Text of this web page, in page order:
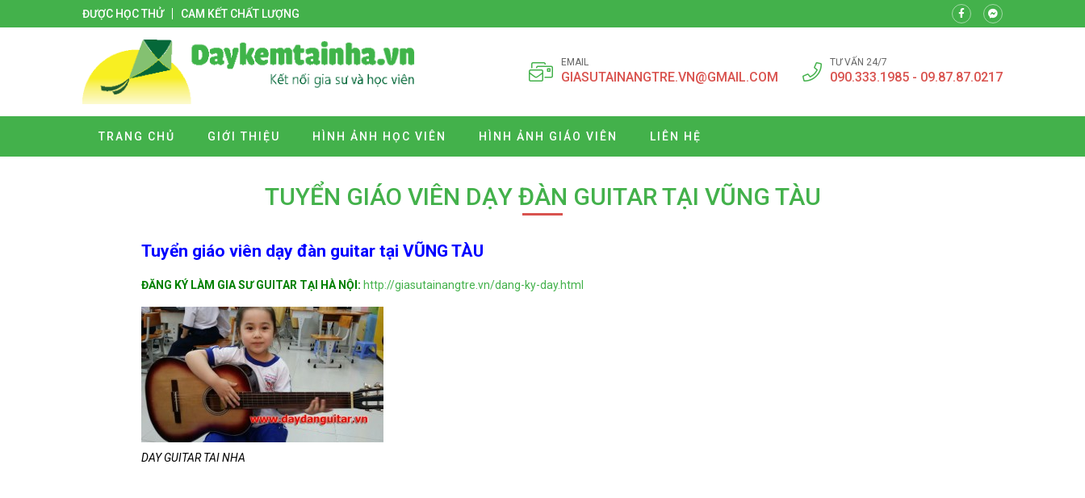
ĐƯỢC HỌC THỬ CAM KẾT CHẤT LƯỢNG
EMAIL
GIASUTAINANGTRE.VN@GMAIL.COM
TƯ VẤN 24/7
090.333.1985 - 09.87.87.0217
TRANG CHỦ GIỚI THIỆU HÌNH ẢNH HỌC VIÊN HÌNH ẢNH GIÁO VIÊN LIÊN HỆ
TUYỂN GIÁO VIÊN DẠY ĐÀN GUITAR TẠI VŨNG TÀU
Tuyển giáo viên dạy đàn guitar tại VŨNG TÀU
ĐĂNG KÝ LÀM GIA SƯ GUITAR TẠI HÀ NỘI: http://giasutainangtre.vn/dang-ky-day.html
DAY GUITAR TAI NHA